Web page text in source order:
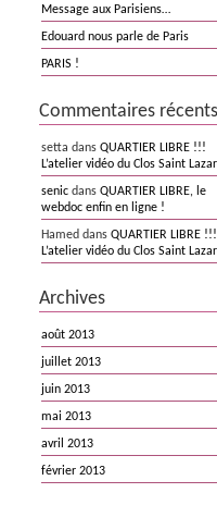
Message aux Parisiens…
Edouard nous parle de Paris
PARIS !
Commentaires récents
setta dans QUARTIER LIBRE !!!
L’atelier vidéo du Clos Saint
senic dans QUARTIER LIBRE, le
webdoc enfin en ligne !
Hamed dans QUARTIER LIBRE !!!
L’atelier vidéo du Clos Saint
Archives
août 2013
juillet 2013
juin 2013
mai 2013
avril 2013
février 2013